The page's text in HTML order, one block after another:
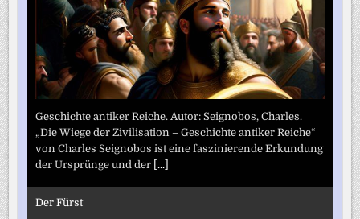
Geschichte antiker Reiche. Autor: Seignobos, Charles.
„Die Wiege der Zivilisation – Geschichte antiker Reiche“
von Charles Seignobos ist eine faszinierende Erkundung
der Ursprünge und der [...]
Der Fürst